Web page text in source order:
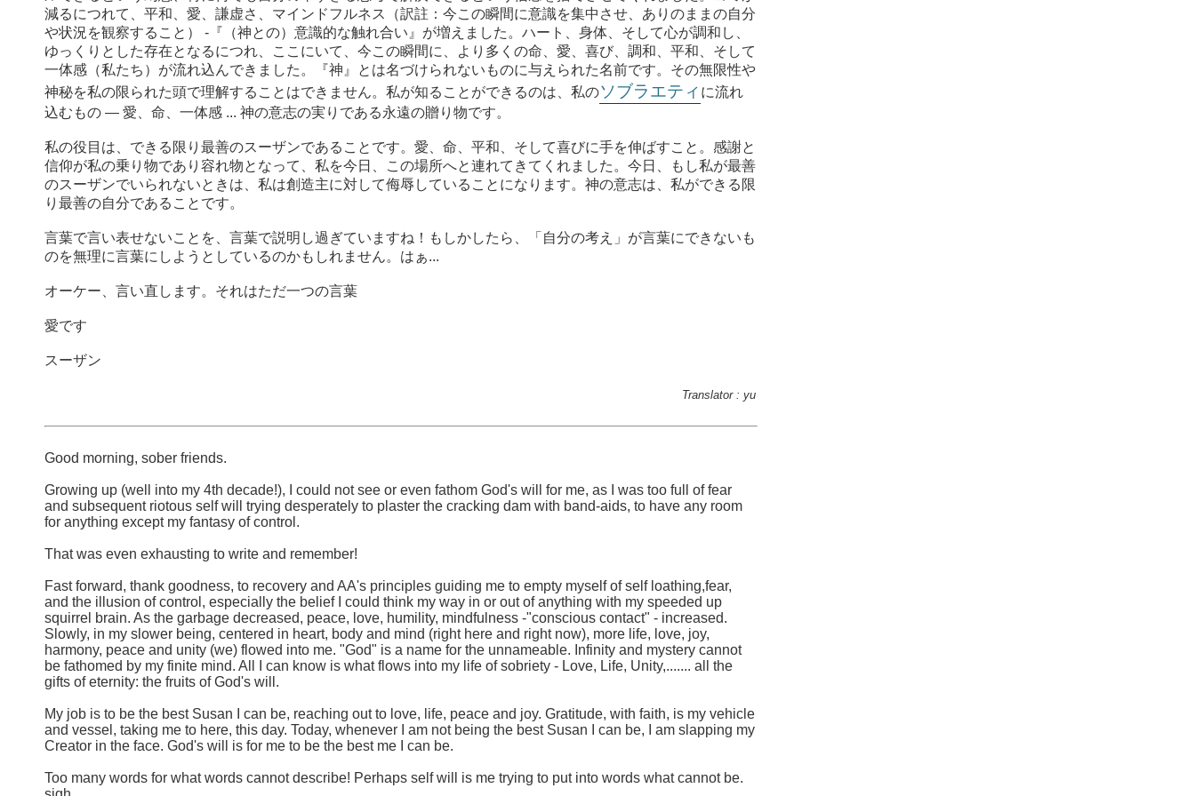
減るにつれて、平和、愛、謙虚さ、マインドフルネス（訳註：今この瞬間に意識を集中させ、ありのままの自分
や状況を観察すること） -『（神との）意識的な触れ合い』が増えました。ハート、身体、そして心が調和し、
ゆっくりとした存在となるにつれ、ここにいて、今この瞬間に、より多くの命、愛、喜び、調和、平和、そして
一体感（私たち）が流れ込んできました。『神』とは名づけられないものに与えられた名前です。その無限性や
神秘を私の限られた頭で理解することはできません。私が知ることができるのは、私のソブラエティ に流れ
込むもの — 愛、命、一体感 ... 神の意志の実りである永遠の贈り物です。
私の役目は、できる限り最善のスーザンであることです。愛、命、平和、そして喜びに手を伸ばすこと。感謝と
信仰が私の乗り物であり容れ物となって、私を今日、この場所へと連れてきてくれました。今日、もし私が最善
のスーザンでいられないときは、私は創造主に対して侮辱していることになります。神の意志は、私ができる限
り最善の自分であることです。
言葉で言い表せないことを、言葉で説明し過ぎていますね！もしかしたら、「自分の考え」が言葉にできないも
のを無理に言葉にしようとしているのかもしれません。はぁ...
オーケー、言い直します。それはただ一つの言葉
愛です
スーザン
Translator : yu
Good morning, sober friends.
Growing up (well into my 4th decade!), I could not see or even fathom God's will for me, as I was too full of fear
and subsequent riotous self will trying desperately to plaster the cracking dam with band-aids, to have any room
for anything except my fantasy of control.
That was even exhausting to write and remember!
Fast forward, thank goodness, to recovery and AA's principles guiding me to empty myself of self loathing,fear,
and the illusion of control, especially the belief I could think my way in or out of anything with my speeded up
squirrel brain. As the garbage decreased, peace, love, humility, mindfulness -"conscious contact" - increased.
Slowly, in my slower being, centered in heart, body and mind (right here and right now), more life, love, joy,
harmony, peace and unity (we) flowed into me. "God" is a name for the unnameable. Infinity and mystery cannot
be fathomed by my finite mind. All I can know is what flows into my life of sobriety - Love, Life, Unity,....... all the
gifts of eternity: the fruits of God's will.
My job is to be the best Susan I can be, reaching out to love, life, peace and joy. Gratitude, with faith, is my vehicle
and vessel, taking me to here, this day. Today, whenever I am not being the best Susan I can be, I am slapping my
Creator in the face. God's will is for me to be the best me I can be.
Too many words for what words cannot describe! Perhaps self will is me trying to put into words what cannot be.